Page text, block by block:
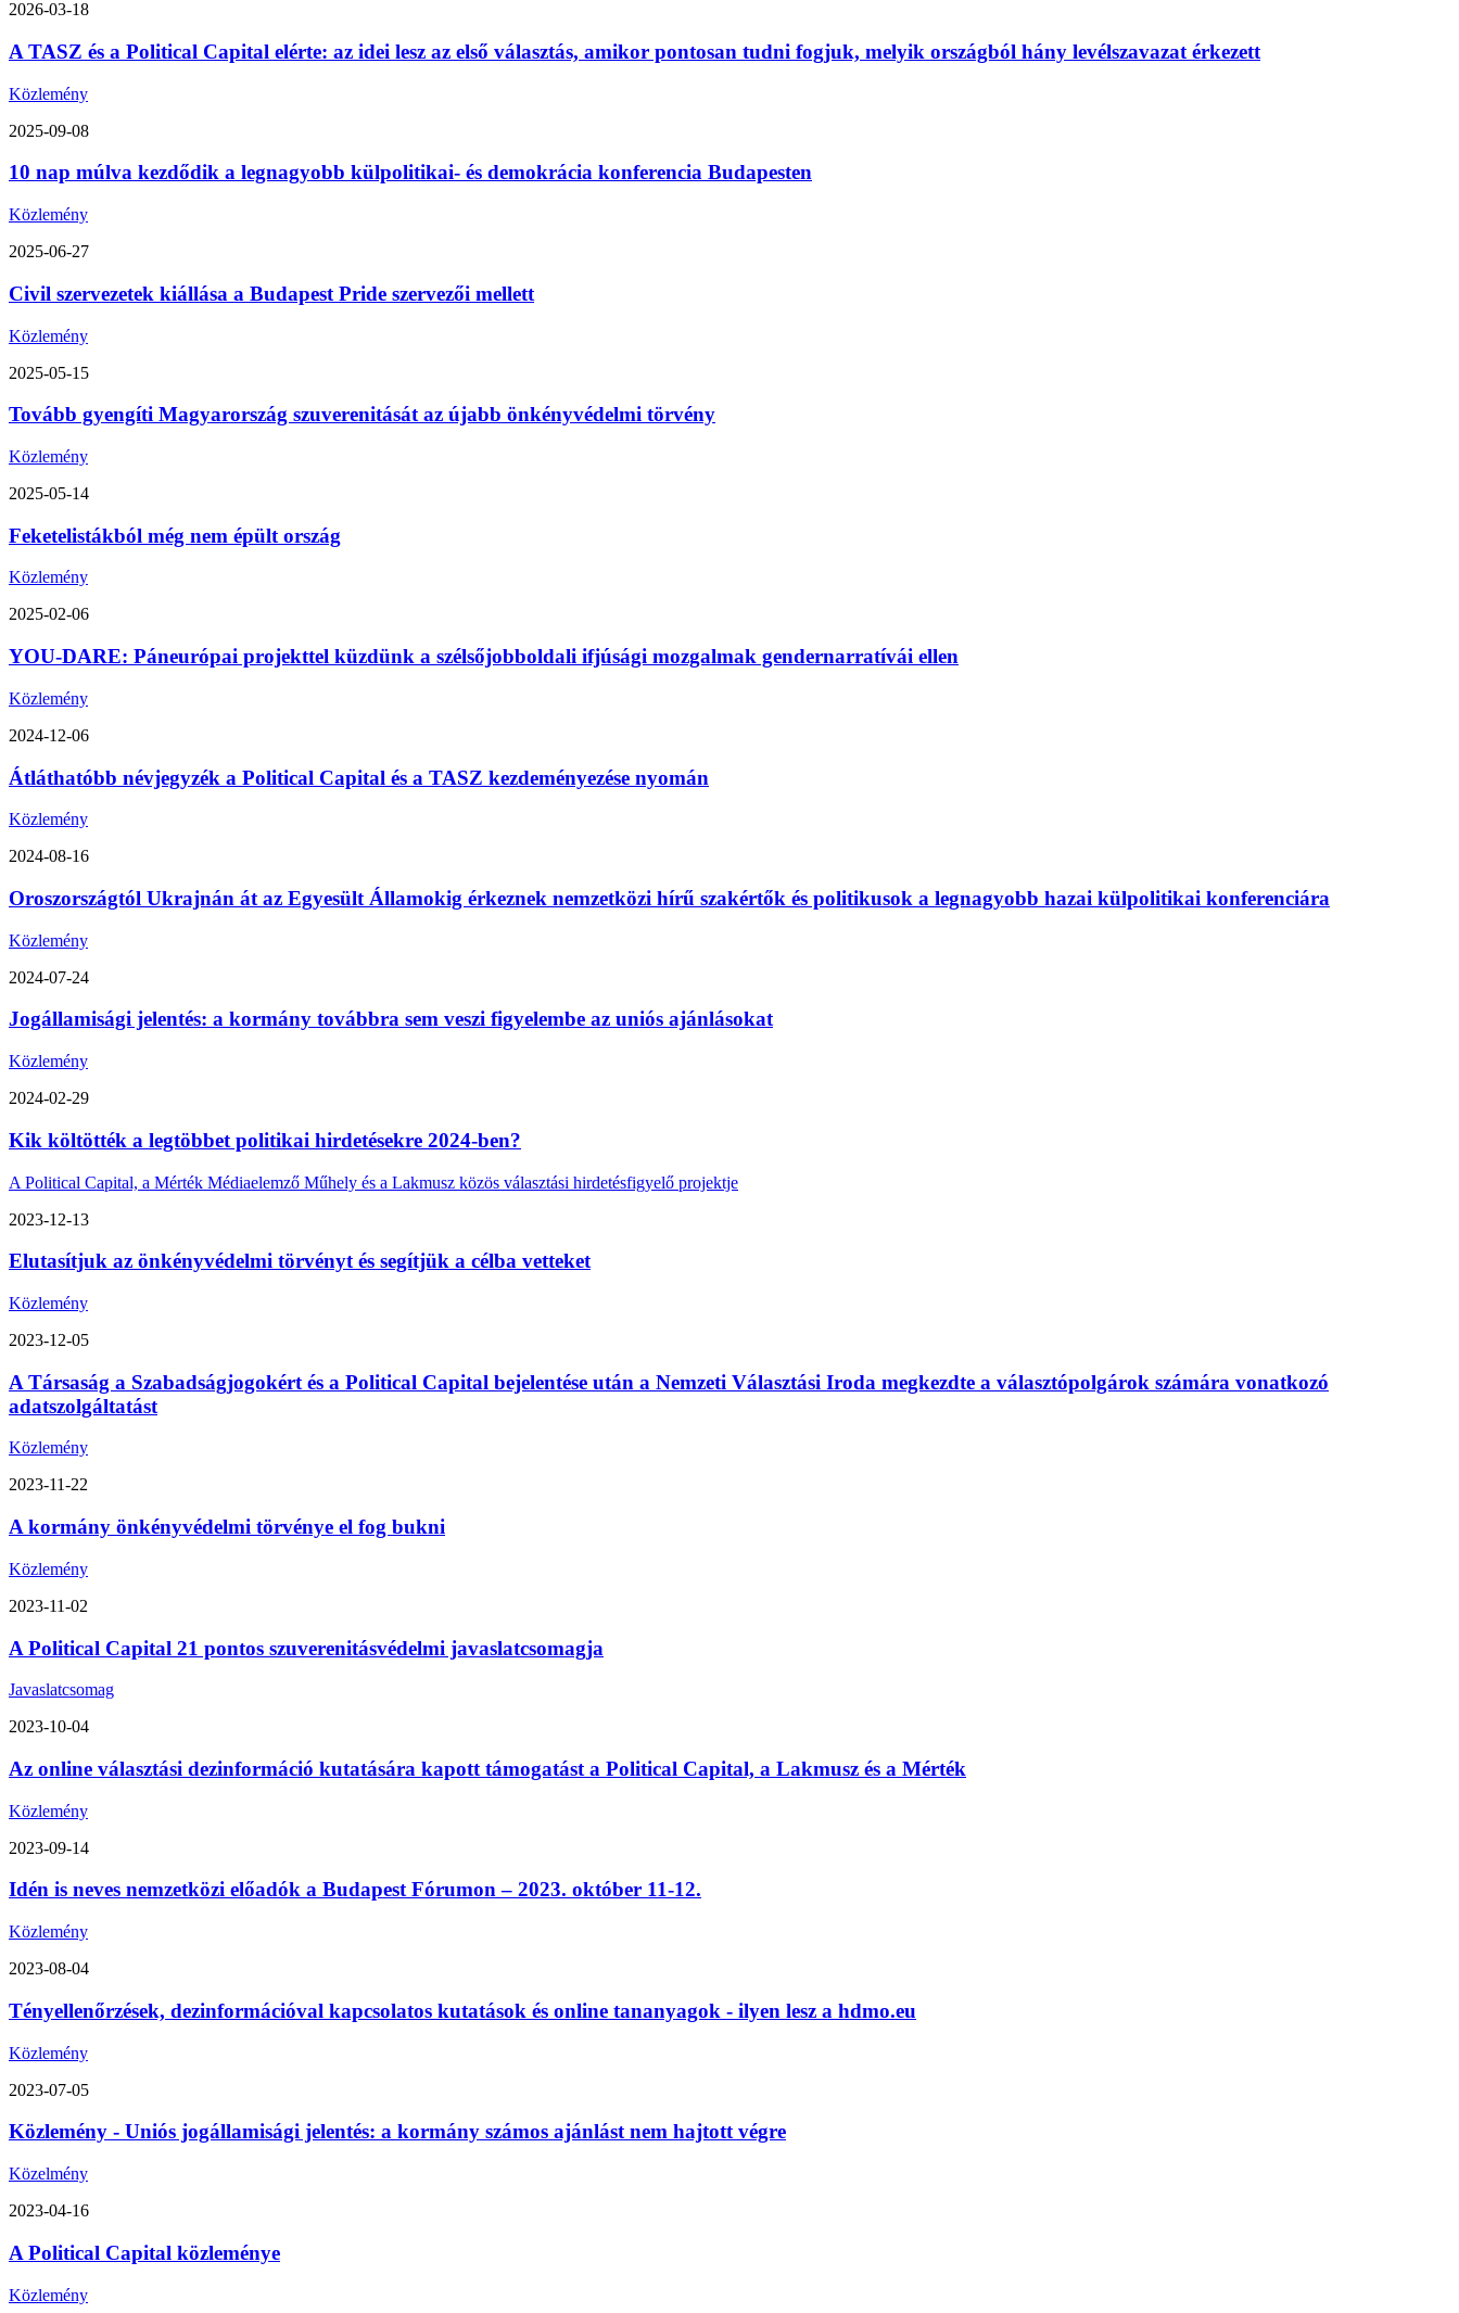
2026-03-18
A TASZ és a Political Capital elérte: az idei lesz az első választás, amikor pontosan tudni fogjuk, melyik országból hány levélszavazat érkezett
Közlemény
2025-09-08
10 nap múlva kezdődik a legnagyobb külpolitikai- és demokrácia konferencia Budapesten
Közlemény
2025-06-27
Civil szervezetek kiállása a Budapest Pride szervezői mellett
Közlemény
2025-05-15
Tovább gyengíti Magyarország szuverenitását az újabb önkényvédelmi törvény
Közlemény
2025-05-14
Feketelistákból még nem épült ország
Közlemény
2025-02-06
YOU-DARE: Páneurópai projekttel küzdünk a szélsőjobboldali ifjúsági mozgalmak gendernarratívái ellen
Közlemény
2024-12-06
Átláthatóbb névjegyzék a Political Capital és a TASZ kezdeményezése nyomán
Közlemény
2024-08-16
Oroszországtól Ukrajnán át az Egyesült Államokig érkeznek nemzetközi hírű szakértők és politikusok a legnagyobb hazai külpolitikai konferenciára
Közlemény
2024-07-24
Jogállamisági jelentés: a kormány továbbra sem veszi figyelembe az uniós ajánlásokat
Közlemény
2024-02-29
Kik költötték a legtöbbet politikai hirdetésekre 2024-ben?
A Political Capital, a Mérték Médiaelemző Műhely és a Lakmusz közös választási hirdetésfigyelő projektje
2023-12-13
Elutasítjuk az önkényvédelmi törvényt és segítjük a célba vetteket
Közlemény
2023-12-05
A Társaság a Szabadságjogokért és a Political Capital bejelentése után a Nemzeti Választási Iroda megkezdte a választópolgárok számára vonatkozó
adatszolgáltatást
Közlemény
2023-11-22
A kormány önkényvédelmi törvénye el fog bukni
Közlemény
2023-11-02
A Political Capital 21 pontos szuverenitásvédelmi javaslatcsomagja
Javaslatcsomag
2023-10-04
Az online választási dezinformáció kutatására kapott támogatást a Political Capital, a Lakmusz és a Mérték
Közlemény
2023-09-14
Idén is neves nemzetközi előadók a Budapest Fórumon – 2023. október 11-12.
Közlemény
2023-08-04
Tényellenőrzések, dezinformációval kapcsolatos kutatások és online tananyagok - ilyen lesz a hdmo.eu
Közlemény
2023-07-05
Közlemény - Uniós jogállamisági jelentés: a kormány számos ajánlást nem hajtott végre
Közelmény
2023-04-16
A Political Capital közleménye
Közlemény